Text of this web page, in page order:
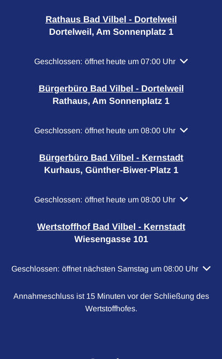
Rathaus Bad Vilbel - Dortelweil
Dortelweil, Am Sonnenplatz 1
Klicken, um weitere Öffnungs- oder Schließzeiten
Geschlossen: öffnet heute um 07:00 Uhr
Bürgerbüro Bad Vilbel - Dortelweil
Rathaus, Am Sonnenplatz 1
Klicken, um weitere Öffnungs- oder Schließzeiten
Geschlossen: öffnet heute um 08:00 Uhr
Bürgerbüro Bad Vilbel - Kernstadt
Kurhaus, Günther-Biwer-Platz 1
Klicken, um weitere Öffnungs- oder Schließzeiten
Geschlossen: öffnet heute um 08:00 Uhr
Wertstoffhof Bad Vilbel - Kernstadt
Wiesengasse 101
Klicken, um weitere Öffnungs- oder Schließzeiten
Geschlossen: öffnet nächsten Samstag um 08:00 Uhr
Annahmeschluss ist 15 Minuten vor der Schließung des
Wertstoffhofes.